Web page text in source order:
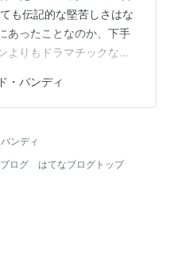
も伝記的な堅苦しさはな
あったことなのか、下手
よりもドラマチックな作
時の実際の映像を使っ
ことで観客にこれが事実
トやSEを効果的に入れ
の置かれた状況と心情
細は書かないけど…
・バンディ
ンディ
ログ
はてなブログトップ